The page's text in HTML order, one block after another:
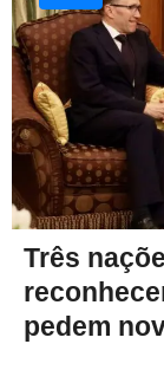
Três
pedem